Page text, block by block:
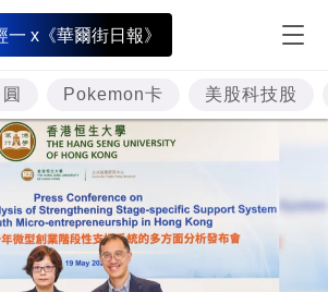
一 x《華爾街日報》
Pokemon卡 美股科技股